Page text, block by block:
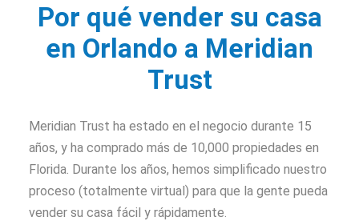
Por qué vender su casa
en Orlando a Meridian
Trust
Meridian Trust ha estado en el negocio durante 15
años, y ha comprado más de 10,000 propiedades en
Florida. Durante los años, hemos simplificado nuestro
proceso (totalmente virtual) para que la gente pueda
vender su casa fácil y rápidamente.